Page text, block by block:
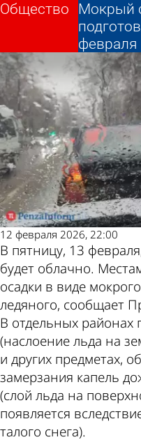
Мокрый
февраля
Общество
12 февраля 2026, 22:00
В пятницу, 13
будет облачно.
осадки в виде
ледяного, сообщает
В отдельных районах
(наслоение льда на
и других предметах,
замерзания капель
(слой льда на
появляется
талого снега).
Мокрый
февраля
Общество
Другие
теме
Погода
валют в